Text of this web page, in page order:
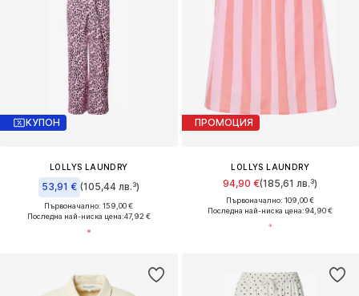
КУПОН
LOLLYS LAUNDRY
53,91 € (105,44 лв.³)
Първоначално: 159,00 €
Последна най-ниска цена:47,92 €
ПРОМОЦИЯ
LOLLYS LAUNDRY
94,90 €(185,61 лв.³)
Първоначално: 109,00 €
Последна най-ниска цена:94,90 €